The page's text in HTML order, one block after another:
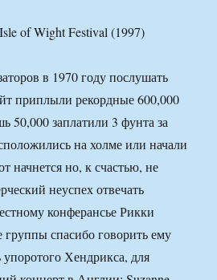
of Wight Festival (1997)
в 1970 году послушать
приплыли рекордные 600,000
50,000 заплатили 3 фунта за
на холме или начали
начнется но, к счастью, не
неуспех отвечать
конферансье Рикки
спасибо говорить ему
Хендрикса, для